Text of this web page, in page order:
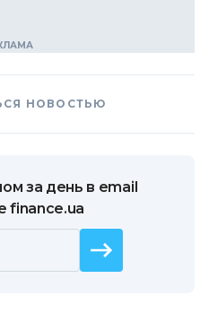
НОВОСТЬЮ
за день в email
finance.ua